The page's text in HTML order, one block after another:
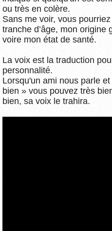
ou très en colère.
Sans me voir, vous
tranche d’âge, mon origine
voire mon état de santé.
La voix est la traduction
personnalité.
Lorsqu'un ami nous parle
bien » vous pouvez très
bien, sa voix le trahira.